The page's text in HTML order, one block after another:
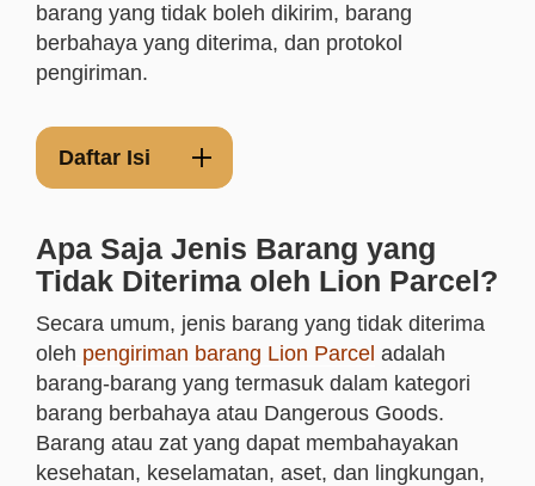
barang yang tidak boleh dikirim, barang
berbahaya yang diterima, dan protokol
pengiriman.
Daftar Isi
Apa Saja Jenis Barang yang
Tidak Diterima oleh Lion Parcel?
Secara umum, jenis barang yang tidak diterima
oleh pengiriman barang Lion Parcel adalah
barang-barang yang termasuk dalam kategori
barang berbahaya atau Dangerous Goods.
Barang atau zat yang dapat membahayakan
kesehatan, keselamatan, aset, dan lingkungan,